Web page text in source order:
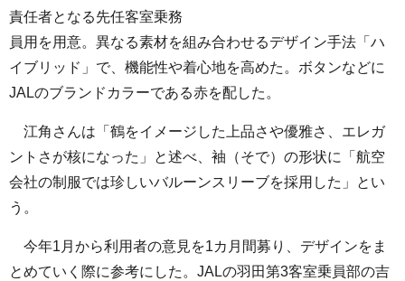
責任者となる先任客室乗務
員用を用意。異なる素材を組み合わせるデザイン手法「ハ
イブリッド」で、機能性や着心地を高めた。ボタンなどに
JALのブランドカラーである赤を配した。
江角さんは「鶴をイメージした上品さや優雅さ、エレガ
ントさが核になった」と述べ、袖（そで）の形状に「航空
会社の制服では珍しいバルーンスリーブを採用した」とい
う。
今年1月から利用者の意見を1カ月間募り、デザインをま
とめていく際に参考にした。JALの羽田第3客室乗員部の吉